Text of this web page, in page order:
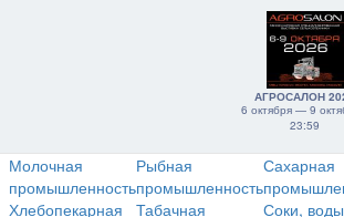
АГРОСАЛОН
6 октября — 9
23:59
Молочная
промышленность
Рыбная
промышленность
Сахарная
Хлебопекарная
Табачная
Соки,